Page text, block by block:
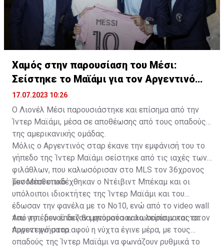
Χαμός στην παρουσίαση του Μέσι:
Σείστηκε το Μαϊάμι για τον Αργεντινό
σταρ
17.07.2023 10:26
Ο Λιονέλ Μέσι παρουσιάστηκε και επίσημα από την
Ίντερ Μαϊάμι, μέσα σε αποθέωσης από τους οπαδούς
της αμερικανικής ομάδας.
Μόλις ο Αργεντινός σταρ έκανε την εμφάνισή του το
γήπεδο της Ίντερ Μαϊάμι σείστηκε από τις ιαχές των
φιλάθλων, που καλωσόρισαν στο MLS τον 36χρονος
μεσοεπιθετικό.
Τον Μέσι υποδέχθηκαν ο Ντέιβιντ Μπέκαμ και οι
υπόλοιποι ιδιοκτήτες της Ίντερ Μαϊάμι και του
έδωσαν την φανέλα με το Νο10, ενώ από το video wall
του γηπέδου έπαιζαν μηνύματα καλωσορίσματος στον
Αργεντινό σταρ.
Από το... μενού δεν θα μπορούσαν να λείπουν και τα
πυροτεχνήματα αφού η νύχτα έγινε μέρα, με τους
οπαδούς της Ίντερ Μαϊάμι να φωνάζουν ρυθμικά το